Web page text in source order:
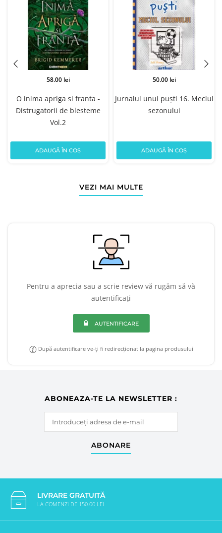
O inima apriga si franta -
Distrugatorii de blesteme
Vol.2
58.00 lei
ADAUGĂ ÎN COȘ
Jurnalul unui puști 16. Meciul
sezonului
50.00 lei
ADAUGĂ ÎN COȘ
VEZI MAI MULTE
Pentru a aprecia sau a scrie review vă rugăm să vă
autentificați
AUTENTIFICARE
După autentificare ve-ți fi redirecționat la pagina produsului
ABONEAZA-TE LA NEWSLETTER :
ABONARE
LIVRARE GRATUITĂ
LA COMENZI DE 150.00 LEI